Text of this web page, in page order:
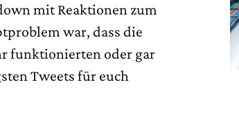
mit Reaktionen zum
war, dass die
funktionierten oder gar
Tweets für euch